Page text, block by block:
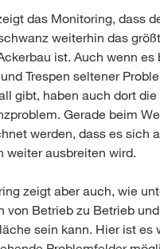
das Monitoring, dass
weiterhin das
ist. Auch wenn es
Trespen seltener
gibt, haben auch dort
Gerade beim
werden, dass es sich
weiter ausbreiten wird.
zeigt aber auch, wie
von Betrieb zu Betrieb
sein kann. Hier ist es